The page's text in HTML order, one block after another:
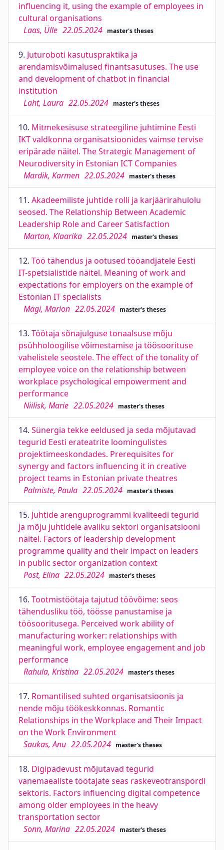
influencing it, using the example of employees in
cultural organisations
Laas, Ülle 22.05.2024 master's theses
9. Juturoboti kasutuspraktika ja
arendamisvõimalused finantsasutuses. The use
and development of chatbot in financial
institution
Laht, Laura 22.05.2024 master's theses
10. Mitmekesisuse strateegiline juhtimine Eesti
IKT valdkonna organisatsioonides vaimse tervise
eripärade näitel. The Strategic Management of
Neurodiversity in Estonian ICT Companies
Mardik, Karmen 22.05.2024 master's theses
11. Akadeemiliste juhtide rolli ja karjäärirahulolu
seosed. The Relationship Between Academic
Leadership Role and Career Satisfaction
Marton, Klaarika 22.05.2024 master's theses
12. Töö tähendus ja ootused tööandjatele Eesti
IT-spetsialistide näitel. Meaning of work and
expectations for employers on the example of
Estonian IT specialists
Mägi, Marion 22.05.2024 master's theses
13. Töötaja sõnajulguse tonaalsuse mõju
psühholoogilise võimestamise ja töösoorituse
vahelistele seostele. The effect of the tonality of
employee voice on the relationship between
workplace psychological empowerment and
performance
Niilisk, Marie 22.05.2024 master's theses
14. Sünergia tekke eeldused ja seda mõjutavad
tegurid Eesti erateatrite loomingulistes
projektimeeskondades. Prerequisites for
synergy and factors influencing it in creative
project teams in Estonian private theatres
Palmiste, Paula 22.05.2024 master's theses
15. Juhtide arenguprogrammi kvaliteedi tegurid
ja mõju juhtidele avaliku sektori organisatsiooni
näitel. Factors of leadership development
programme quality and their impact on leaders
in public sector organization context
Post, Elina 22.05.2024 master's theses
16. Tootmistöötaja tajutud töövõime: seos
tähendusliku töö, töösse panustamise ja
töösooritusega. Perceived work ability of
manufacturing worker: relationships with
meaningful work, employee engagement and job
performance
Rahula, Kristina 22.05.2024 master's theses
17. Romantilised suhted organisatsioonis ja
nende mõju töökeskkonnas. Romantic
Relationships in the Workplace and Their Impact
on the Work Environment
Saukas, Anu 22.05.2024 master's theses
18. Digipädevust mõjutavad tegurid
vanemaealiste töötajate seas raskeveotranspordi
sektoris. Factors influencing digital competence
among older employees in the heavy
transportation sector
Sonn, Marina 22.05.2024 master's theses